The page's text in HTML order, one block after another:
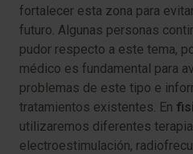
fortalecer esta zona para
futuro. Algunas personas
pudor respecto a este tema,
médico es fundamental para
problemas de este tipo e
tratamientos existentes. En
utilizaremos diferentes
electroestimulación,